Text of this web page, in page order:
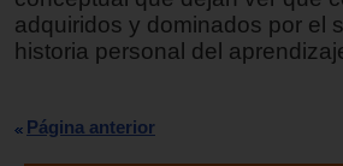
adquiridos y dominados por el
historia personal del
Página anterior